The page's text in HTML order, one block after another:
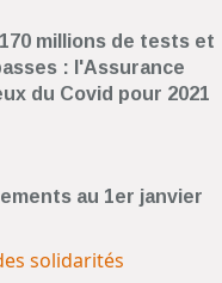
millions de tests et
: l'Assurance
du Covid pour 2021
au 1er janvier
solidarités